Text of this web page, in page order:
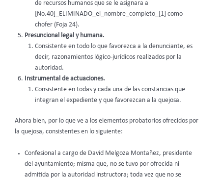
de recursos humanos que se le asignara a
[No.40]_ELIMINADO_el_nombre_completo_[1] como
chofer (Foja 24).
Presuncional legal y humana.
Consistente en todo lo que favorezca a la denunciante, es
decir, razonamientos lógico-jurídicos realizados por la
autoridad.
Instrumental de actuaciones.
Consistente en todas y cada una de las constancias que
integran el expediente y que favorezcan a la quejosa.
Ahora bien, por lo que ve a los elementos probatorios ofrecidos por
la quejosa, consistentes en lo siguiente:
Confesional a cargo de David Melgoza Montañez, presidente
del ayuntamiento; misma que, no se tuvo por ofrecida ni
admitida por la autoridad instructora; toda vez que no se